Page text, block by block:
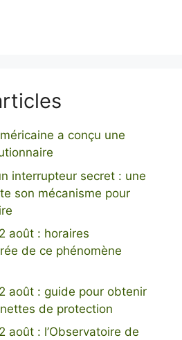
a conçu une
interrupteur secret : une
son mécanisme pour
août : horaires
de ce phénomène
août : guide pour obtenir
de protection
août : l’Observatoire de